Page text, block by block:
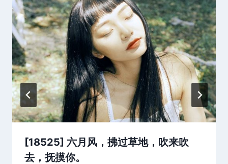
[18525] 六月风，拂过草地，吹来吹
去，抚摸你。